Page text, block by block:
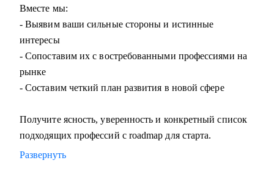
Вместе мы:
- Выявим ваши сильные стороны и истинные
интересы
- Сопоставим их с востребованными профессиями на
рынке
- Составим четкий план развития в новой сфере
Получите ясность, уверенность и конкретный список
подходящих профессий с roadmap для старта.
Развернуть